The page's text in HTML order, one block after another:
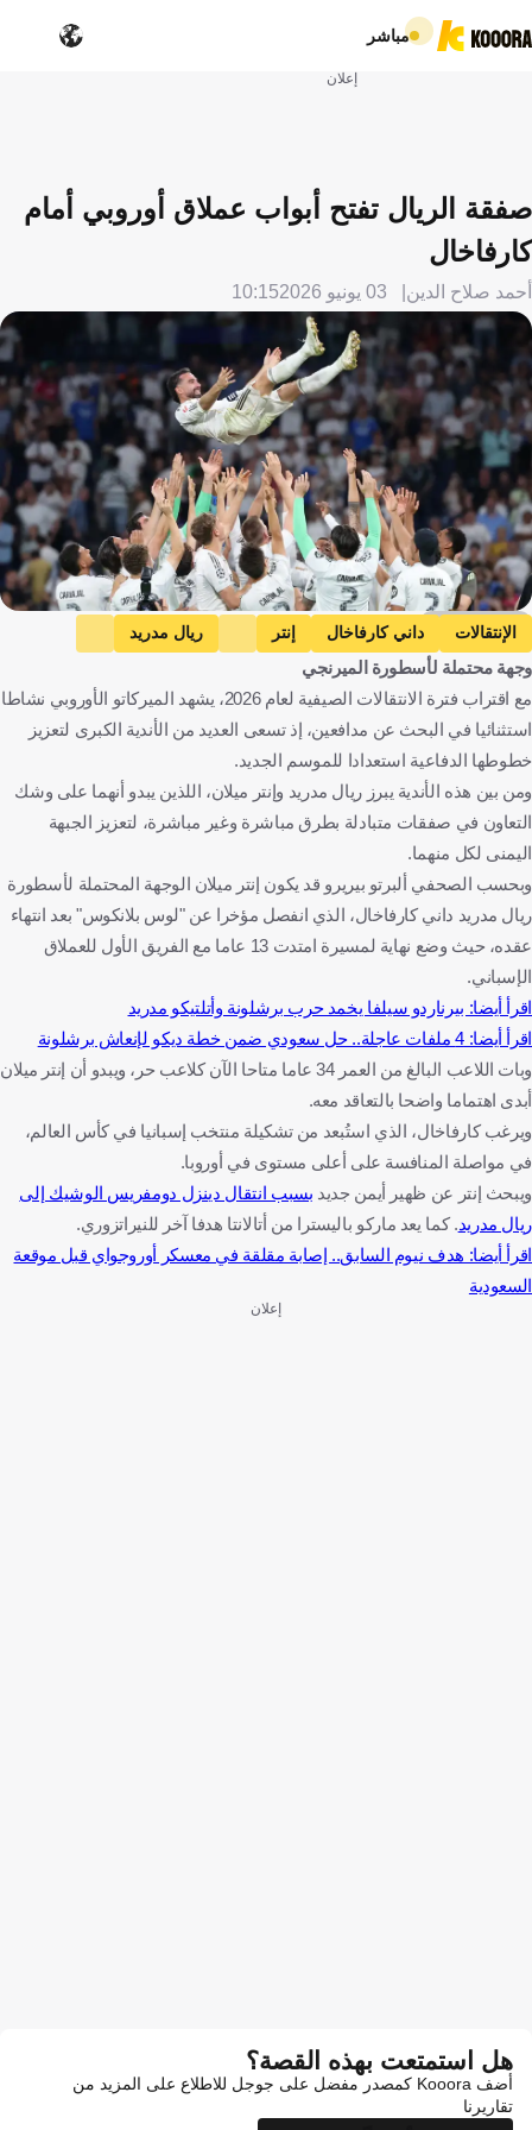
مباشر
إعلان
صفقة الريال تفتح أبواب عملاق أوروبي أمام
كارفاخال
أحمد صلاح الدين 03 يونيو 2026 10:15
Getty Images
الإنتقالات داني كارفاخال إنتر
ريال مدريد
دينزل دومفريس
ماركو باليسترا
كرة قدم
وجهة محتملة لأسطورة الميرنجي
مع اقتراب فترة الانتقالات الصيفية لعام 2026، يشهد الميركاتو الأوروبي نشاطا
استثنائيا في البحث عن مدافعين، إذ تسعى العديد من الأندية الكبرى لتعزيز
خطوطها الدفاعية استعدادا للموسم الجديد.
ومن بين هذه الأندية يبرز ريال مدريد وإنتر ميلان، اللذين يبدو أنهما على وشك
التعاون في صفقات متبادلة بطرق مباشرة وغير مباشرة، لتعزيز الجبهة
اليمنى لكل منهما.
وبحسب الصحفي ألبرتو بيريرو قد يكون إنتر ميلان الوجهة المحتملة لأسطورة
ريال مدريد داني كارفاخال، الذي انفصل مؤخرا عن "لوس بلانكوس" بعد انتهاء
عقده، حيث وضع نهاية لمسيرة امتدت 13 عاما مع الفريق الأول للعملاق
الإسباني.
اقرأ أيضا: بيرناردو سيلفا يخمد حرب برشلونة وأتلتيكو مدريد
اقرأ أيضا: 4 ملفات عاجلة.. حل سعودي ضمن خطة ديكو لإنعاش برشلونة
وبات اللاعب البالغ من العمر 34 عاما متاحا الآن كلاعب حر، ويبدو أن إنتر ميلان
أبدى اهتماما واضحا بالتعاقد معه.
ويرغب كارفاخال، الذي استُبعد من تشكيلة منتخب إسبانيا في كأس العالم،
في مواصلة المنافسة على أعلى مستوى في أوروبا.
ويبحث إنتر عن ظهير أيمن جديد بسبب انتقال دينزل دومفريس الوشيك إلى
ريال مدريد. كما يعد ماركو باليسترا من أتالانتا هدفا آخر للنيراتزوري.
اقرأ أيضا: هدف نيوم السابق.. إصابة مقلقة في معسكر أوروجواي قبل موقعة
السعودية
إعلان
هل استمتعت بهذه القصة؟
أضف Kooora كمصدر مفضل على جوجل للاطلاع على المزيد من
تقاريرنا